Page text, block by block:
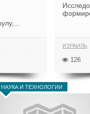
ИЗРАИЛЬ
126
НАУКА И ТЕХНОЛОГИИ